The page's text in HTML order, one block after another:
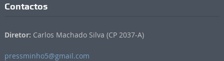
Contactos
Diretor: Carlos Machado Silva (CP 2037-A)
pressminho5@gmail.com